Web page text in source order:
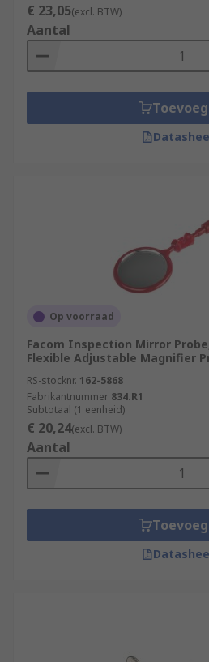
€ 23,05(excl. BTW)
Aantal
Op voorraad
Facom Inspection Mirror
Flexible Adjustable Magnifier
RS-stocknr. 162-5868
Fabrikantnummer 834.R1
Subtotaal (1 eenheid)
€ 20,24(excl. BTW)
Aantal